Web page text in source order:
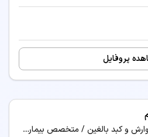
پروفایل
فوق تخصص گوارش و کبد بالغین / متخصص بیماری‌های داخلی